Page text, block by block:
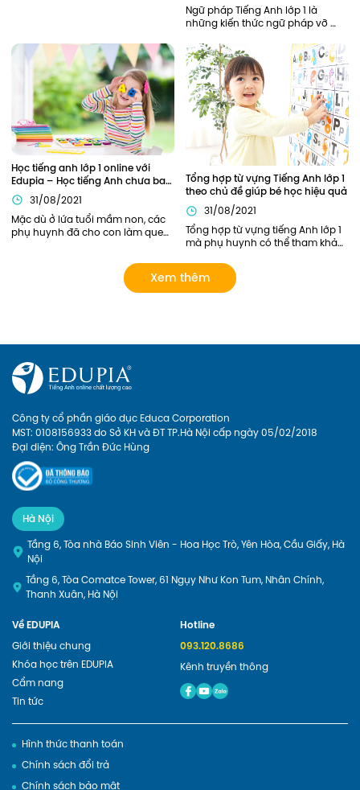
vựng tiếng Anh lớp 4 cũng đóng
vai trò quan trọng xuyên suốt
toàn bộ chương trình học tiếng
Anh lớp 4 của các bạn nhỏ.
Ngữ pháp Tiếng Anh lớp 1 là
những kiến thức ngữ pháp vỡ
chinh phục Tiếng Anh của bé. Vì
là nền tảng đầu tiên nên phần
kiến thức này cần được củng cố
chắc chắn. Vậy nên áp dụng
phương pháp nào để trẻ có thể
nắm chắc ngữ pháp Tiếng Anh
ngay từ khi học lớp 1?
Học tiếng anh lớp 1 online với
Edupia – Học tiếng Anh chưa bao
giờ thú vị đến thế!
31/08/2021
Mặc dù ở lứa tuổi mầm non, các
phụ huynh đã cho con làm quen
tuy nhiên chỉ dừng lại ở mức làm
quen mà chưa có lộ trình bài bản
rõ ràng. Giờ đây, phụ huynh có
cho con hứng thú với việc học
ngoại ngữ. Hãy xem Edupia sẽ
mang đến cho con những điều
thú vị gì nhé
Tổng hợp từ vựng Tiếng Anh lớp 1
theo chủ đề giúp bé học hiệu quả
31/08/2021
Tổng hợp từ vựng tiếng Anh lớp 1
mà phụ huynh có thể tham khảo.
chọn các khóa học của Edupia
để cập nhật cho con hệ thống từ
vựng đầy đủ và bài bản nhất!
Xem thêm
Công ty cổ phần giáo dục Educa Corporation
MST: 0108156933 do Sở KH và ĐT TP.Hà Nội cấp ngày 05/02/2018
Đại diện: Ông Trần Đức Hùng
Hà Nội
Tầng 6, Tòa nhà Báo Sinh Viên - Hoa Học Trò, Yên Hòa, Cầu Giấy, Hà
Nội
Tầng 6, Tòa Comatce Tower, 61 Ngụy Như Kon Tum, Nhân Chính,
Thanh Xuân, Hà Nội
Về EDUPIA
Giới thiệu chung
Khóa học trên EDUPIA
Cẩm nang
Tin tức
Hotline
093.120.8686
Kênh truyền thông
Hình thức thanh toán
Chính sách đổi trả
Chính sách bảo mật